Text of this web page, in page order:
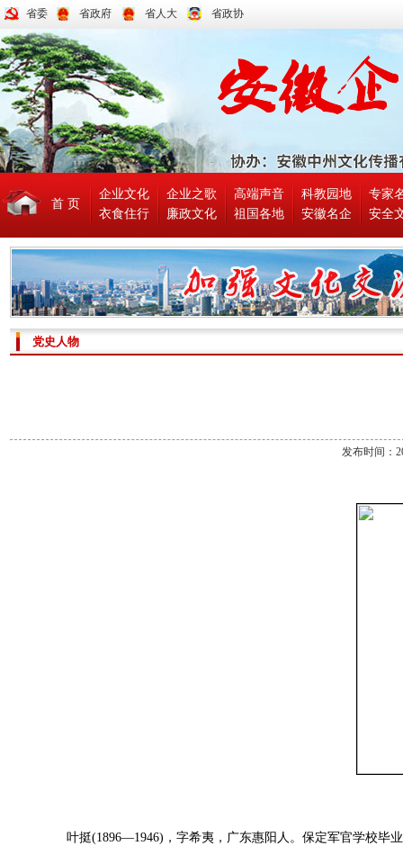
省委 省政府 省人大 省政协
首 页
企业文化 企业之歌 高端声音 科教园地
专家
衣食住行
廉政文化 祖国各地 安徽名企 安全
党史人物
发布时间：
叶挺(1896—1946)，字希夷，广东惠阳人。保定军官学校毕业